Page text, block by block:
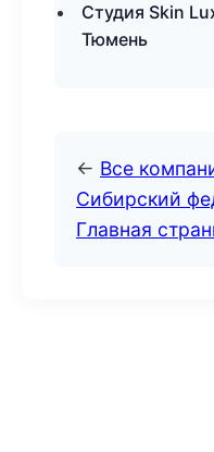
Студия Skin
Тюмень
← Все
Сибирский
Главная